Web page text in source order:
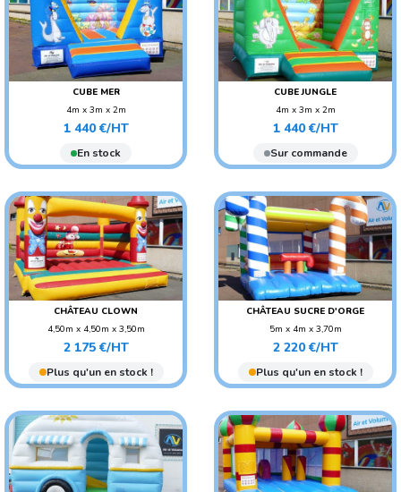
CUBE MER
4m x 3m x 2m
POIDS : 70 KG
AGE CONSEILLÉ : ENFANT
Prix
1 440 €/HT
En stock
CUBE JUNGLE
4m x 3m x 2m
POIDS : 70 KG
AGE CONSEILLÉ : ENFANT
Prix
1 440 €/HT
Sur commande
CHÂTEAU CLOWN
4,50m x 4,50m x 3,50m
POIDS : 120 KG
AGE CONSEILLÉ : ENFANT
Prix
2 175 €/HT
Plus qu'un en stock !
CHÂTEAU SUCRE D'ORGE
5m x 4m x 3,70m
POIDS : 130 KG
AGE CONSEILLÉ : ENFANT
Prix
2 220 €/HT
Plus qu'un en stock !